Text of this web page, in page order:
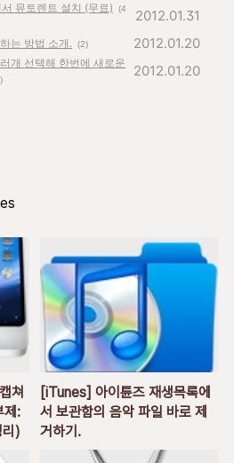
뮤토렌트 설치 (무료)
(4
2012.01.31
는 방법 소개. (2) 2012.01.20
개 선택해 한번에 새로운
2012.01.20
쳐
제:
리)
[iTunes] 아이튠즈 재생목록에
서 보관함의 음악 파일 바로 제
거하기.